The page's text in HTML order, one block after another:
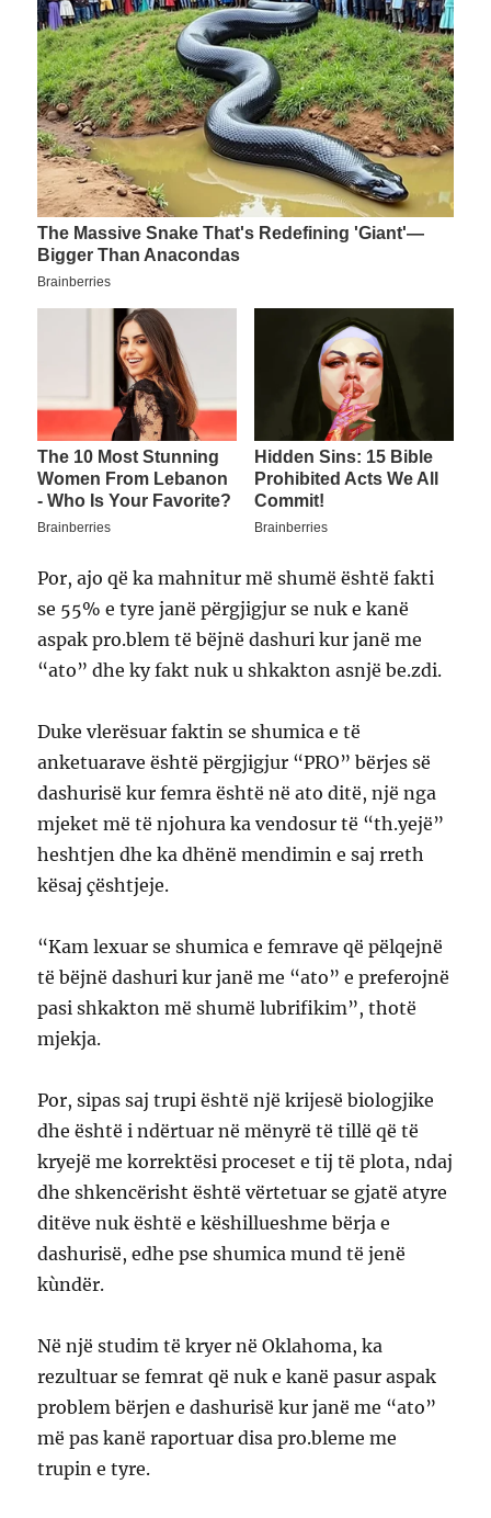
Por, ajo që ka mahnitur më shumë është fakti
se 55% e tyre janë përgjigjur se nuk e kanë
aspak pro.blem të bëjnë dashuri kur janë me
“ato” dhe ky fakt nuk u shkakton asnjë be.zdi.
Duke vlerësuar faktin se shumica e të
anketuarave është përgjigjur “PRO” bërjes së
dashurisë kur femra është në ato ditë, një nga
mjeket më të njohura ka vendosur të “th.yejë”
heshtjen dhe ka dhënë mendimin e saj rreth
kësaj çështjeje.
“Kam lexuar se shumica e femrave që pëlqejnë
të bëjnë dashuri kur janë me “ato” e preferojnë
pasi shkakton më shumë lubrifikim”, thotë
mjekja.
Por, sipas saj trupi është një krijesë biologjike
dhe është i ndërtuar në mënyrë të tillë që të
kryejë me korrektësi proceset e tij të plota, ndaj
dhe shkencërisht është vërtetuar se gjatë atyre
ditëve nuk është e këshillueshme bërja e
dashurisë, edhe pse shumica mund të jenë
kùndër.
Në një studim të kryer në Oklahoma, ka
rezultuar se femrat që nuk e kanë pasur aspak
problem bërjen e dashurisë kur janë me “ato”
më pas kanë raportuar disa pro.bleme me
trupin e tyre.